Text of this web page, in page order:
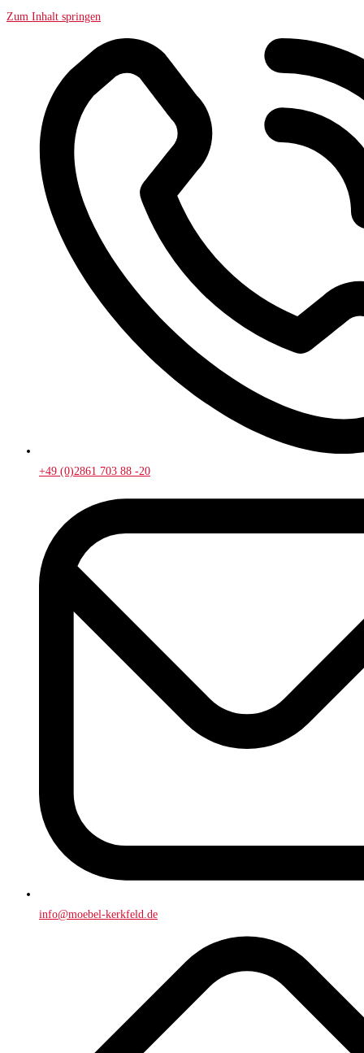
Zum Inhalt springen
+49 (0)2861 703 88 -20
info@moebel-kerkfeld.de